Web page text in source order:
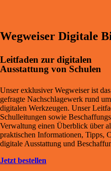
Wegweiser Digitale
Leitfaden zur digitalen
Ausstattung von Schulen
Unser exklusiver Wegweiser ist
gefragte Nachschlagewerk rund
digitalen Werkzeugen. Unser
Schulleitungen sowie
Verwaltung einen Überblick über
praktischen Informationen, Tipps,
digitale Ausstattung und
Jetzt bestellen